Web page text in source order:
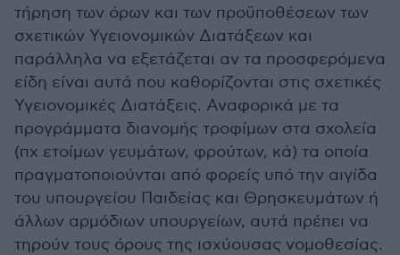
τήρηση των όρων και των προϋποθέσεων των
σχετικών Υγειονομικών Διατάξεων και
παράλληλα να εξετάζεται αν τα προσφερόμενα
είδη είναι αυτά που καθορίζονται στις σχετικές
Υγειονομικές Διατάξεις. Αναφορικά με τα
προγράμματα διανομής τροφίμων στα σχολεία
(πχ ετοίμων γευμάτων, φρούτων, κά) τα οποία
πραγματοποιούνται από φορείς υπό την αιγίδα
του υπουργείου Παιδείας και Θρησκευμάτων ή
άλλων αρμόδιων υπουργείων, αυτά πρέπει να
τηρούν τους όρους της ισχύουσας νομοθεσίας.